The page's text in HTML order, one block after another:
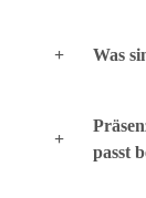
Was
passt